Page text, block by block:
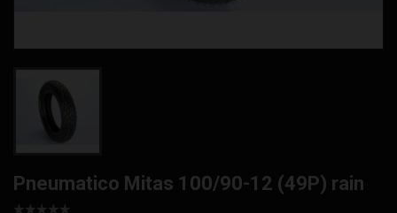
Pneumatico Mitas 100/90-12 (49P) rain